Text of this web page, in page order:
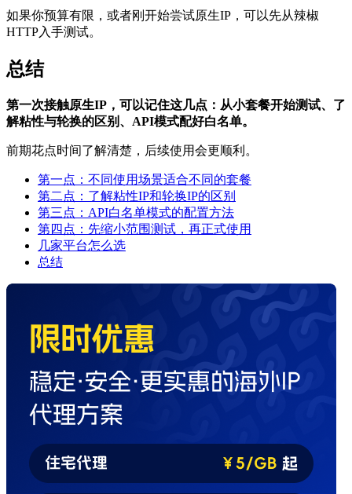
如果你预算有限，或者刚开始尝试原生IP，可以先从辣椒
HTTP入手测试。
总结
第一次接触原生IP，可以记住这几点：从小套餐开始测试、了
解粘性与轮换的区别、API模式配好白名单。
前期花点时间了解清楚，后续使用会更顺利。
第一点：不同使用场景适合不同的套餐
第二点：了解粘性IP和轮换IP的区别
第三点：API白名单模式的配置方法
第四点：先缩小范围测试，再正式使用
几家平台怎么选
总结